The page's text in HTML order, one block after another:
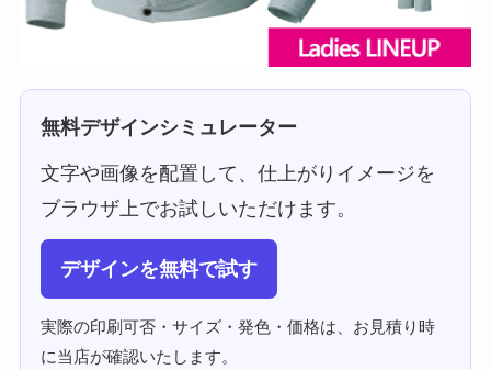
無料デザインシミュレーター
文字や画像を配置して、仕上がりイメージを
ブラウザ上でお試しいただけます。
デザインを無料で試す
実際の印刷可否・サイズ・発色・価格は、お見積り時
に当店が確認いたします。